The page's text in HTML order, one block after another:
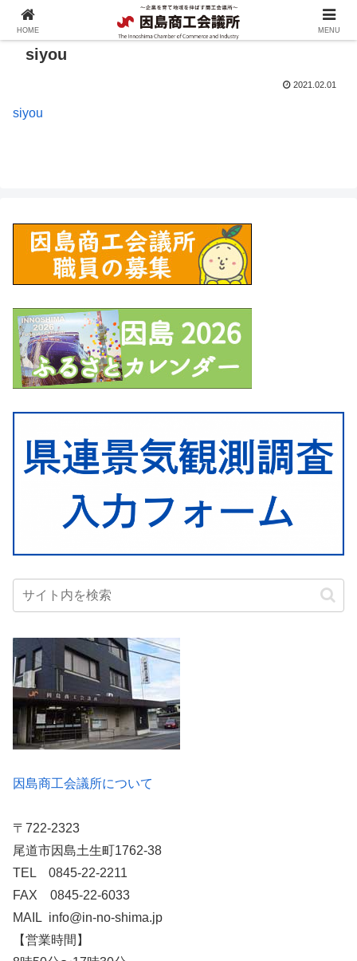
siyou
2021.02.01
siyou
因島商工会議所について
〒722-2323
尾道市因島土生町1762-38
TEL 0845-22-2211
FAX 0845-22-6033
MAIL info@in-no-shima.jp
【営業時間】
HOME MENU